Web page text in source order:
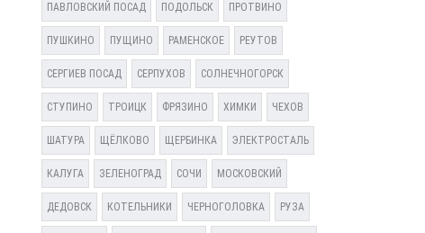
ПАВЛОВСКИЙ ПОСАД ПОДОЛЬСК ПРОТВИНО
ПУШКИНО ПУЩИНО РАМЕНСКОЕ РЕУТОВ
СЕРГИЕВ ПОСАД СЕРПУХОВ СОЛНЕЧНОГОРСК
СТУПИНО ТРОИЦК ФРЯЗИНО ХИМКИ ЧЕХОВ
ШАТУРА ЩЁЛКОВО ЩЕРБИНКА ЭЛЕКТРОСТАЛЬ
КАЛУГА ЗЕЛЕНОГРАД СОЧИ МОСКОВСКИЙ
ДЕДОВСК КОТЕЛЬНИКИ ЧЕРНОГОЛОВКА РУЗА